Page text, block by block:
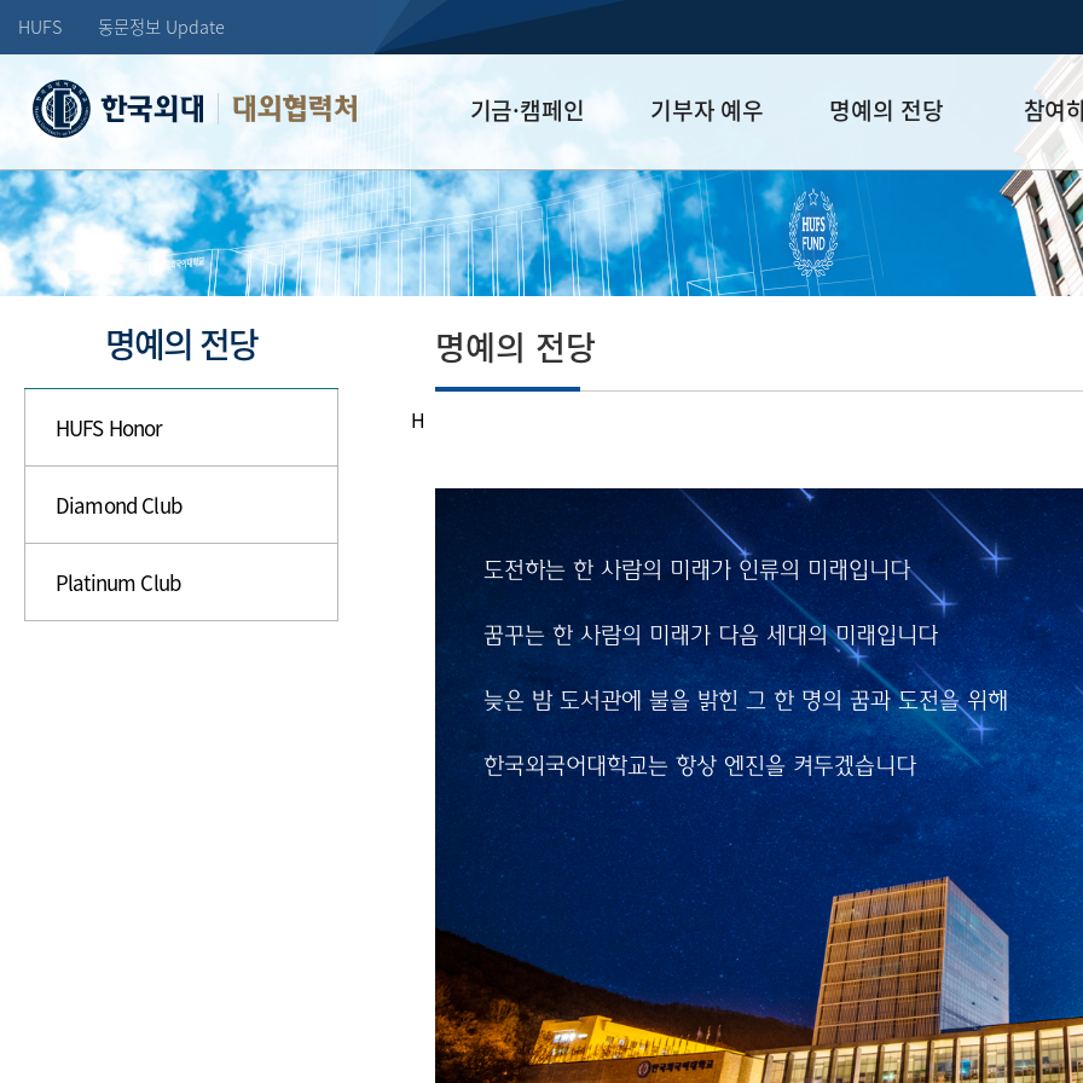
HUFS 동문정보 Update
대외협력처 기금·캠페인
학교발전기금
장학기금
선배드림 장학금
기부자 예우
예우 프로그램
세제 혜택
명예의 전당
HUFS Honor
Diamond Club
Platinum Club
참여
참여방법
기부하기
잠재기부자
명예의 전당
HUFS Honor
Diamond Club
Platinum Club
H
명예의 전당
도전하는 한 사람의 미래가 인류의 미래입니다
꿈꾸는 한 사람의 미래가 다음 세대의 미래입니다
늦은 밤 도서관에 불을 밝힌 그 한 명의 꿈과 도전을 위해
한국외국어대학교는 항상 엔진을 켜두겠습니다
도전하는 한 사람의 미래가
인류의 미래입니다
꿈꾸는 한 사람의 미래가
다음 세대의 미래입니다
늦은 밤 도서관에 불을 밝힌
그 한 명의 꿈과 도전을 위해
한국외국어대학교는
항상 엔진을 켜두겠습니다